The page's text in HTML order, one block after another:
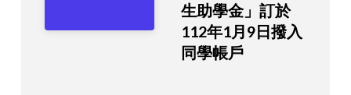
生助學金」訂於
112年1月9日撥入
同學帳戶